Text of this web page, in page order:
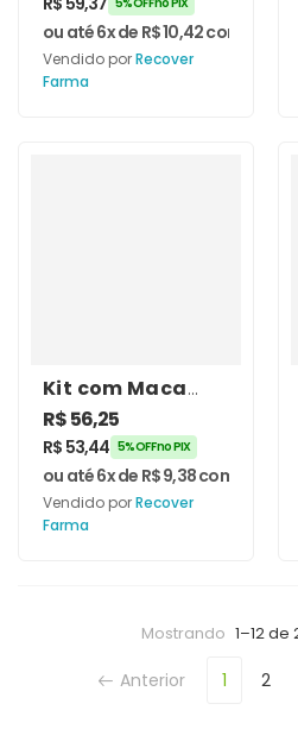
Recover Farma
ou até 6x de R$10,42com juros
Vendido porRecover
Farma
Kit com Maca
Peruana 500mg +
Long Jack
400mg – Recover
Farma
R$56,25
R$ 53,44 5% OFF no PIX
ou até 6x de R$9,38com juros
Vendido porRecover
Farma
Mostrando 1–12 de
Anterior 1 2